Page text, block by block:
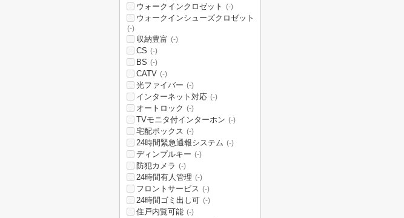
ウォークインクロゼット (-)
ウォークインシューズクロゼット
(-)
収納豊富 (-)
CS (-)
BS (-)
CATV (-)
光ファイバー (-)
インターネット対応 (-)
オートロック (-)
TVモニタ付インターホン (-)
宅配ボックス (-)
24時間緊急通報システム (-)
ディンプルキー (-)
防犯カメラ (-)
24時間有人管理 (-)
フロントサービス (-)
24時間ゴミ出し可 (-)
住戸内覧可能 (-)